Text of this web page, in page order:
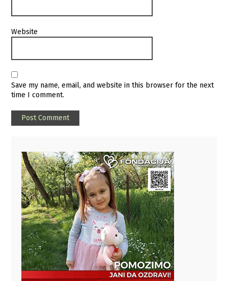
Website
Save my name, email, and website in this browser for the next
time I comment.